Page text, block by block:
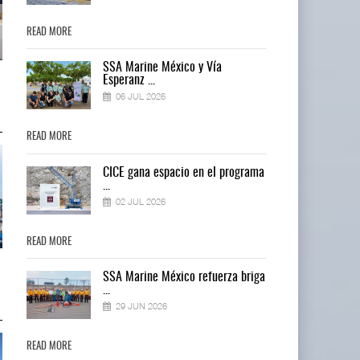
Miguel Ángel Bres encabezará
seguridad en CON ...
07 AGO 2026
Cárdenas incorpora ...
06 AGO 2026
Cárdenas incorpora ...
READ MORE
SSA Marine México y Vía
Esperanz ...
06 JUL 2026
READ MORE
CICE gana espacio en el programa
02 JUL 2026
READ MORE
SSA Marine México refuerza briga
...
29 JUN 2026
READ MORE